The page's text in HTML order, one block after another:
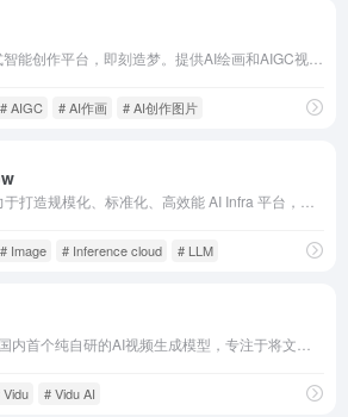
# AIGC # AI作画 # AI创作图片
# Image # Inference cloud # LLM
Vidu # Vidu AI